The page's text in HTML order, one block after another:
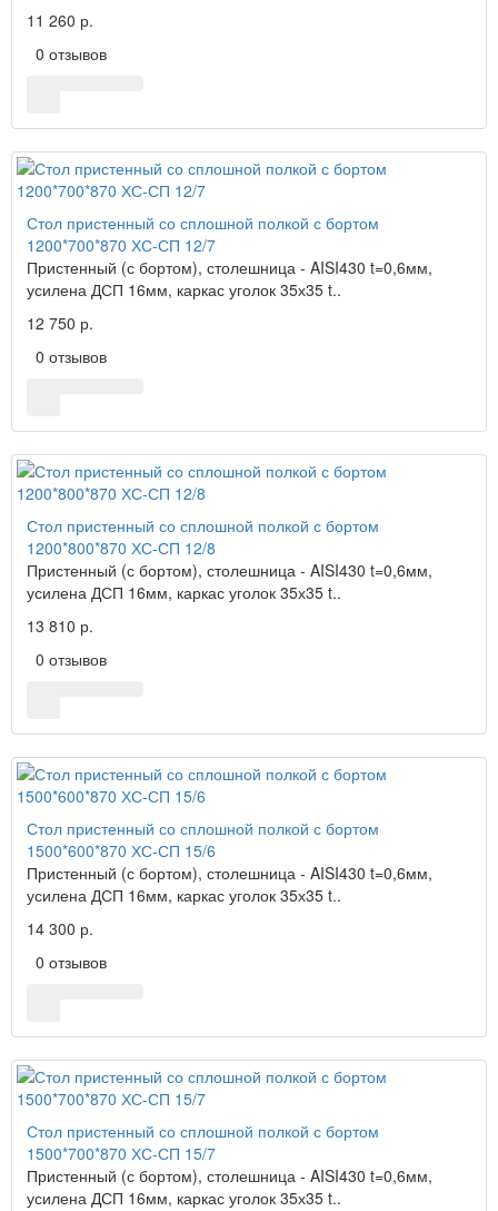
11 260 р.
0 отзывов
Стол пристенный со сплошной полкой с бортом
1200*700*870 ХС-СП 12/7
Пристенный (с бортом), столешница - AISI430 t=0,6мм,
усилена ДСП 16мм, каркас уголок 35х35 t..
12 750 р.
0 отзывов
Стол пристенный со сплошной полкой с бортом
1200*800*870 ХС-СП 12/8
Пристенный (с бортом), столешница - AISI430 t=0,6мм,
усилена ДСП 16мм, каркас уголок 35х35 t..
13 810 р.
0 отзывов
Стол пристенный со сплошной полкой с бортом
1500*600*870 ХС-СП 15/6
Пристенный (с бортом), столешница - AISI430 t=0,6мм,
усилена ДСП 16мм, каркас уголок 35х35 t..
14 300 р.
0 отзывов
Стол пристенный со сплошной полкой с бортом
1500*700*870 ХС-СП 15/7
Пристенный (с бортом), столешница - AISI430 t=0,6мм,
усилена ДСП 16мм, каркас уголок 35х35 t..